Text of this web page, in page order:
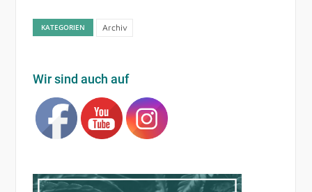
KATEGORIEN Archiv
Wir sind auch auf